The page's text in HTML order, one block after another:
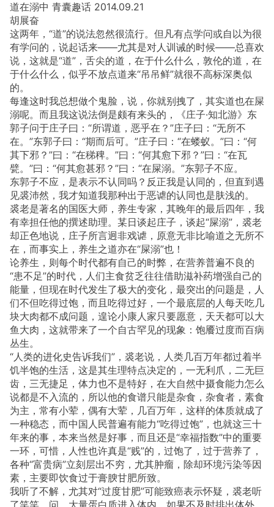
道在溺中 青囊趣话 2014.09.21
胡展奋
这两年，“道”的说法忽然很流行。但凡有点学问或自以为很
有学问的，说起话来——尤其是对人训诫的时候——总喜欢
说，这就是“道”，舌尖的道，在于什么什么，敦伦的道，在
于什么什么，似乎不放点道来“吊吊鲜”就很不高标深奥似
的。
每逢这时我总想做个鬼脸，说，你就别拽了，其实道也在屎
溺呢。而且我这说法倒是颇有来头的，《庄子·知北游》东
郭子问于庄子曰：“所谓道，恶乎在？”庄子曰：“无所不
在。”东郭子曰：“期而后可。”庄子曰：“在蝼蚁。”曰：“何
其下邪？”曰：“在稊稗。”曰：“何其愈下邪？”曰：“在瓦
甓。”曰：“何其愈甚邪？”曰：“在屎溺。”东郭子不应。
东郭子不应，是表示不认同吗？反正我是认同的，但直到遇
见裘沛然，我才知道我那种出于恶谑的认同也是肤浅的。
裘老是著名的国医大师，养生专家，其晚年的最后四年，我
有幸担任他的撰述助理。某日谈起庄子，谈起“屎溺”，裘老
却正色地说，庄子所言迥非戏谑，原意无非比喻道之无所不
在，而事实上，养生之道亦在“屎溺”也！
论养生，则每个时代都有自己的时弊，在营养普遍不良的
“患不足”的时代，人们主食贫乏往往借助滋补药增强自己的
能量，但现在时代发生了极大的变化，最突出的问题是，人
们不但吃得过饱，而且吃得过好，一个最底层的人每天吃几
块大肉都不成问题，遑论小康人家只要愿意，天天都可以大
鱼大肉，这就带来了一个自古罕见的现象：饱餍过度而百病
丛生。
“人类的进化史告诉我们”，裘老说，人类几百万年都过着半
饥半饱的生活，这是其生理特点决定的，一无利爪，二无巨
齿，三无捷足，体力也不是特好，在大自然中摄食能力怎么
说都是不入流的，所以他的食谱只能是杂食，杂食者，素食
为主，常有小荤，偶有大荤，几百万年，这样的体质就成了
一种稳态，而中国人民普遍有能力“吃得过饱”，也就这三十
年来的事，本来当然是好事，而且还是“幸福指数”中的重要
一环，可惜，人性也许真是“贱”的，过饱了，过于营养了，
各种“富贵病”立刻层出不穷，尤其肿瘤，除却环境污染等因
素，主要即饮食过于膏腴甘肥所致。
我听了不解，尤其对“过度甘肥”可能致癌表示怀疑，裘老听